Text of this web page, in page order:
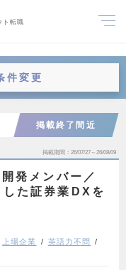
ト転職
件変更
掲載終了間近
掲載期間 26/07/27～26/08/09
発メンバー／
た証券業DXを
上場企業
英語力不問